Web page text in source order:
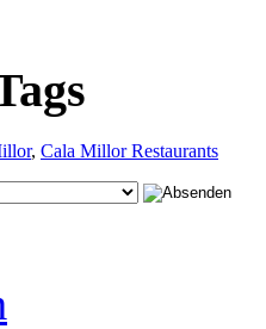
, Cala Millor Restaurants